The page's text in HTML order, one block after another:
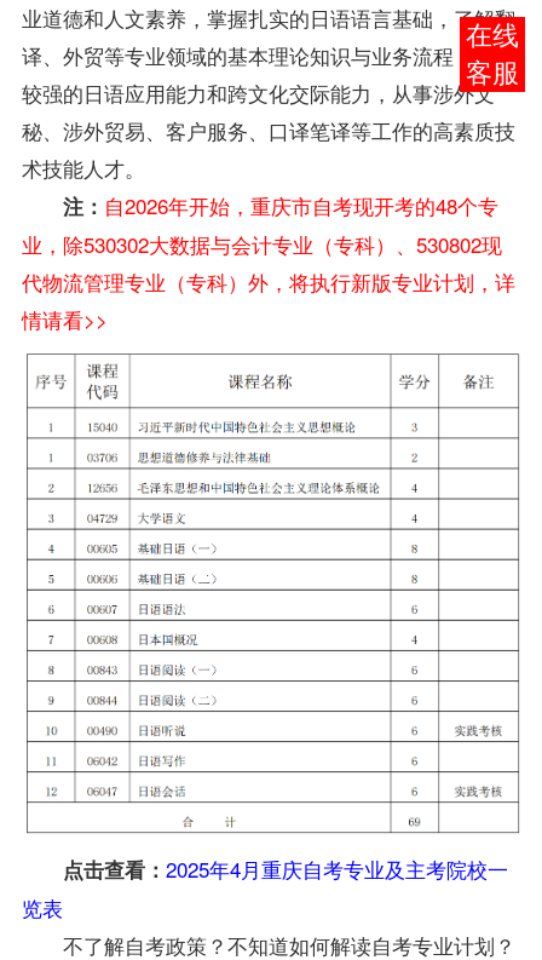
业道德和人文素养，掌握扎实的日语语言基础，了解翻
译、外贸等专业领域的基本理论知识与业务流程，具备
较强的日语应用能力和跨文化交际能力，从事涉外文
秘、涉外贸易、客户服务、口译笔译等工作的高素质技
术技能人才。
注： 自2026年开始，重庆市自考现开考的48个专
业，除530302大数据与会计专业（专科）、530802现
代物流管理专业（专科）外，将执行新版专业计划，详
情请看>>
点击查看： 2025年4月重庆自考专业及主考院校一
览表
不了解自考政策？不知道如何解读自考专业计划？
在线
客服